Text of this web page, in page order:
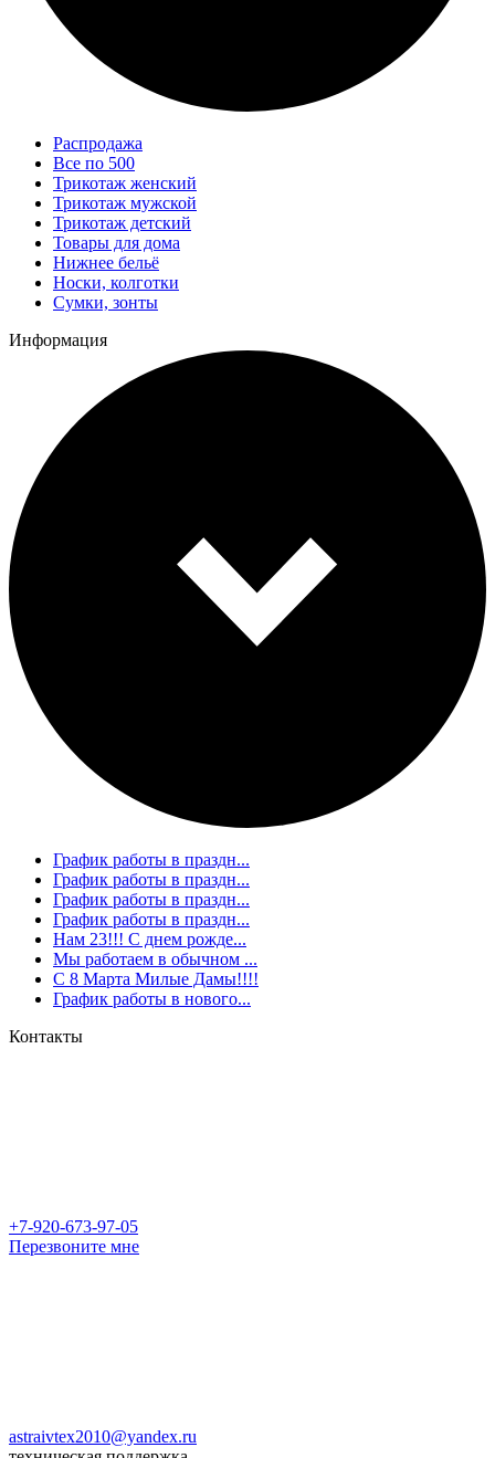
Распродажа
Все по 500
Трикотаж женский
Трикотаж мужской
Трикотаж детский
Товары для дома
Нижнее бельё
Носки, колготки
Сумки, зонты
Информация
График работы в праздн...
График работы в праздн...
График работы в праздн...
График работы в праздн...
Нам 23!!! С днем рожде...
Мы работаем в обычном ...
С 8 Марта Милые Дамы!!!!
График работы в нового...
Контакты
+7-920-673-97-05
Перезвоните мне
astraivtex2010@yandex.ru